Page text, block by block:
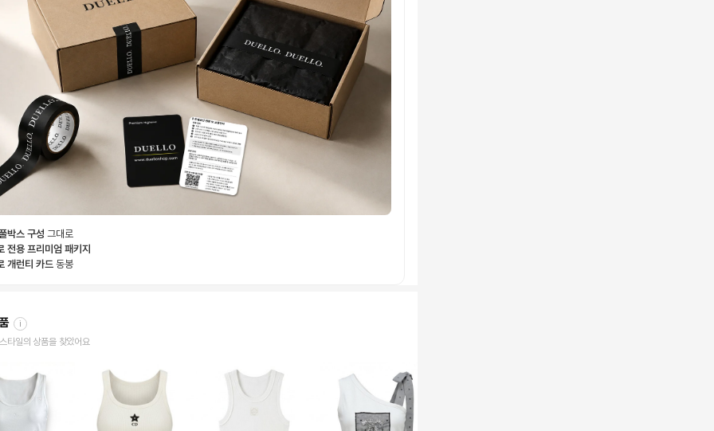
박스 구성 그대로
전용 프리미엄 패키지
개런티 카드 동봉
i
타일의 상품을 찾았어요